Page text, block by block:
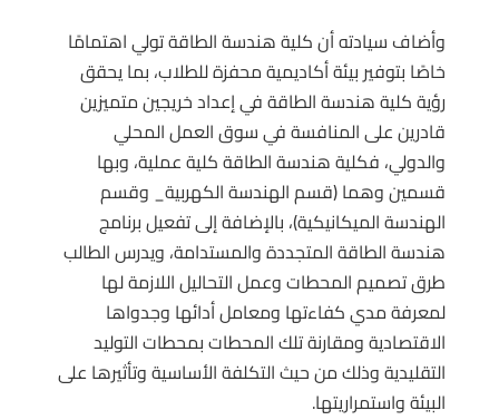
وأضاف سيادته أن كلية هندسة الطاقة تولي اهتمامًا
خاصًا بتوفير بيئة أكاديمية محفزة للطلاب، بما يحقق
رؤية كلية هندسة الطاقة في إعداد خريجين متميزين
قادرين على المنافسة في سوق العمل المحلي
والدولي، فكلية هندسة الطاقة كلية عملية، وبها
قسمين وهما (قسم الهندسة الكهربية_ وقسم
الهندسة الميكانيكية)، بالإضافة إلى تفعيل برنامج
هندسة الطاقة المتجددة والمستدامة، ويدرس الطالب
طرق تصميم المحطات وعمل التحاليل اللازمة لها
لمعرفة مدي كفاءتها ومعامل أدائها وجدواها
الاقتصادية ومقارنة تلك المحطات بمحطات التوليد
التقليدية وذلك من حيث التكلفة الأساسية وتأثيرها على
البيئة واستمراريتها.